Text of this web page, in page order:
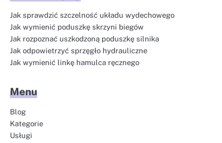
Jak sprawdzić szczelność układu wydechowego
Jak wymienić poduszkę skrzyni biegów
Jak rozpoznać uszkodzoną poduszkę silnika
Jak odpowietrzyć sprzęgło hydrauliczne
Jak wymienić linkę hamulca ręcznego
Menu
Blog
Kategorie
Usługi